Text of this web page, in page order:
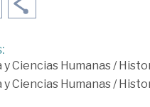
Ciencias Humanas/
Ciencias Humanas/